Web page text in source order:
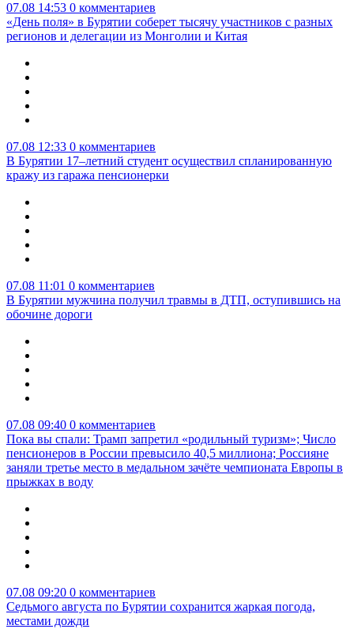
07.08 14:53 0 комментариев
«День поля» в Бурятии соберет тысячу участников с разных
регионов и делегации из Монголии и Китая
07.08 12:33 0 комментариев
В Бурятии 17–летний студент осуществил спланированную
кражу из гаража пенсионерки
07.08 11:01 0 комментариев
В Бурятии мужчина получил травмы в ДТП, оступившись на
обочине дороги
07.08 09:40 0 комментариев
Пока вы спали: Трамп запретил «родильный туризм»; Число
пенсионеров в России превысило 40,5 миллиона; Россияне
заняли третье место в медальном зачёте чемпионата Европы в
прыжках в воду
07.08 09:20 0 комментариев
Седьмого августа по Бурятии сохранится жаркая погода,
местами дожди